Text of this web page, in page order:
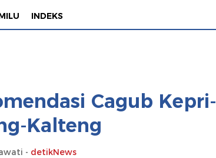
INDEKS
Cagub Kepri-
Kalteng
- detikNews